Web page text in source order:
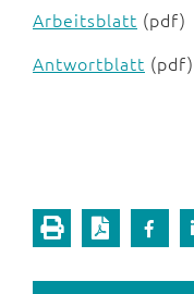
Arbeitsblatt (pdf)
Antwortblatt (pdf)